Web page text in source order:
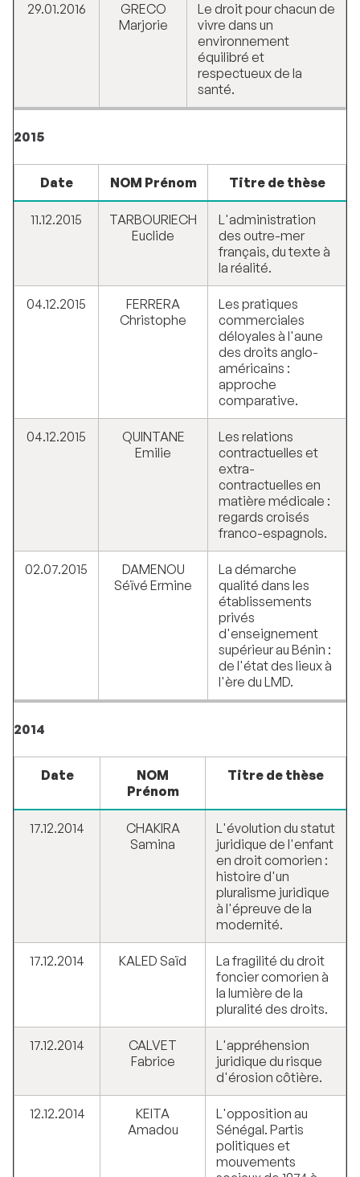
29.01.2016
GRECO
Marjorie
Le droit pour chacun de
vivre dans un
environnement
équilibré et
respectueux de la
santé.
2015
Date NOM Prénom Titre de thèse
11.12.2015
TARBOURIECH
Euclide
L'administration
des outre-mer
français, du texte à
la réalité.
04.12.2015
FERRERA
Christophe
Les pratiques
commerciales
déloyales à l'aune
des droits anglo-
américains :
approche
comparative.
04.12.2015
QUINTANE
Emilie
Les relations
contractuelles et
extra-
contractuelles en
matière médicale :
regards croisés
franco-espagnols.
02.07.2015
DAMENOU
Séïvé Ermine
La démarche
qualité dans les
établissements
privés
d'enseignement
supérieur au Bénin :
de l'état des lieux à
l'ère du LMD.
2014
Date
NOM
Prénom
Titre de thèse
17.12.2014
CHAKIRA
Samina
L'évolution du statut
juridique de l'enfant
en droit comorien :
histoire d'un
pluralisme juridique
à l'épreuve de la
modernité.
17.12.2014 KALED Saïd
La fragilité du droit
foncier comorien à
la lumière de la
pluralité des droits.
17.12.2014
CALVET
Fabrice
L'appréhension
juridique du risque
d'érosion côtière.
12.12.2014
KEITA
Amadou
L'opposition au
Sénégal. Partis
politiques et
mouvements